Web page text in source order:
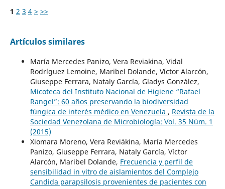
1 2 3 4 > >>
Artículos similares
María Mercedes Panizo, Vera Reviakina, Vidal
Rodríguez Lemoine, Maribel Dolande, Víctor Alarcón,
Giuseppe Ferrara, Nataly García, Gladys González,
Micoteca del Instituto Nacional de Higiene “Rafael
Rangel”: 60 años preservando la biodiversidad
fúngica de interés médico en Venezuela , Revista de la
Sociedad Venezolana de Microbiología: Vol. 35 Núm. 1
(2015)
Xiomara Moreno, Vera Reviákina, María Mercedes
Panizo, Giuseppe Ferrara, Nataly García, Víctor
Alarcón, Maribel Dolande, Frecuencia y perfil de
sensibilidad in vitro de aislamientos del Complejo
Candida parapsilosis provenientes de pacientes con